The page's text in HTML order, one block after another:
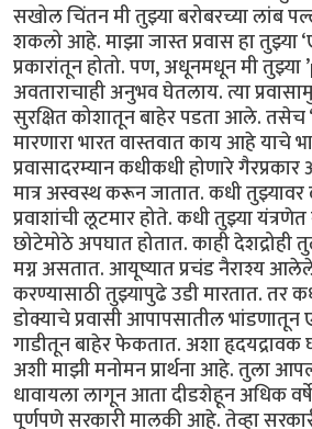
सखोल चिंतन मी तुझ्या बरोबरच्या लांब
शकलो आहे. माझा जास्त प्रवास हा तुझ्या
प्रकारांतून होतो. पण, अधूनमधून मी तुझ्या
अवताराचाही अनुभव घेतलाय. त्या
सुरक्षित कोशातून बाहेर पडता आले. तसेच
मारणारा भारत वास्तवात काय आहे याचे
प्रवासादरम्यान कधीकधी होणारे
मात्र अस्वस्थ करून जातात. कधी तुझ्यावर
प्रवाशांची लूटमार होते. कधी तुझ्या
छोटेमोठे अपघात होतात. काही देशद्रोही
मग्न असतात. आयूष्यात प्रचंड नैराश्य
करण्यासाठी तुझ्यापुढे उडी मारतात. तर
डोक्याचे प्रवासी आपापसातील भांडणातून
गाडीतून बाहेर फेकतात. अशा हृदयद्रावक
अशी माझी मनोमन प्रार्थना आहे. तुला
धावायला लागून आता दीडशेहून अधिक
पूर्णपणे सरकारी मालकी आहे. तेव्हा